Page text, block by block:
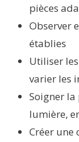
pièces
Observer
établies
Utiliser
varier les
Soigner la
lumière,
Créer une